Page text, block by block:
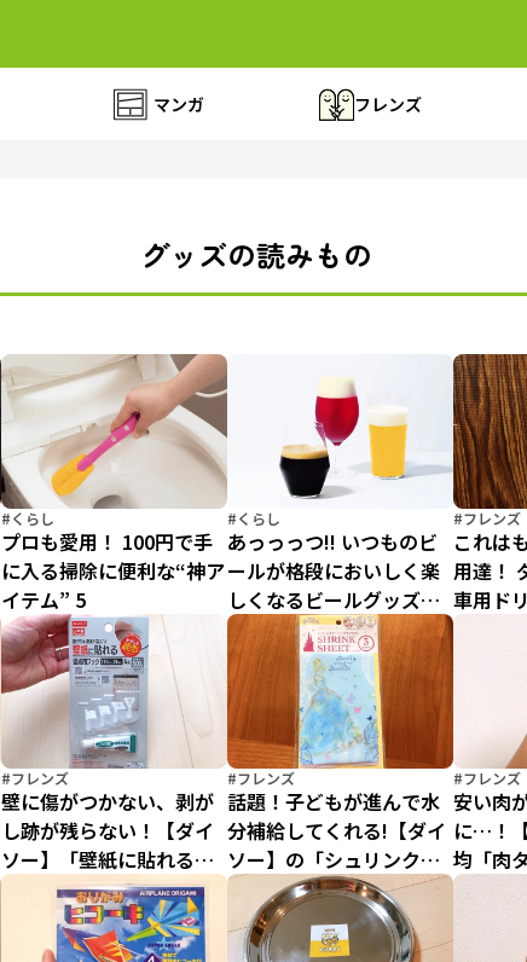
マンガ フレンズ
グッズの読みもの
#くらし
プロも愛用！ 100円で手
に入る掃除に便利な“神ア
イテム” 5
#くらし
あっっっつ!! いつものビ
ールが格段においしく楽
しくなるビールグッズ大
集合
#フレンズ
これは
用達！
車用ド
でいつ
#フレンズ
壁に傷がつかない、剥が
し跡が残らない！【ダイ
ソー】「壁紙に貼れる壁
紙用フック」が素晴らし
すぎる
#フレンズ
話題！子どもが進んで水
分補給してくれる!【ダイ
ソー】の「シュリンクシ
ート」でつくるオリジナ
ルボトル
#フレンズ
安い肉
に…！
均「肉
見よ！